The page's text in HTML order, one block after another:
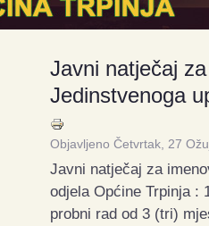
Javni natječaj
Jedinstvenoga
Objavljeno Četvrtak, 27
Javni natječaj za
odjela Općine Trpinja :
probni rad od 3 (tri)